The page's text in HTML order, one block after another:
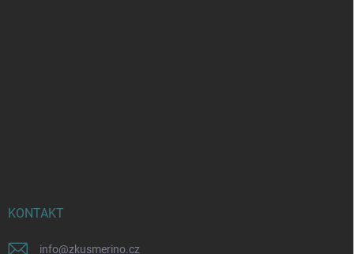
KONTAKT
info@zkusmerino.cz